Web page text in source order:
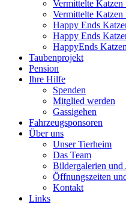
Vermittelte
Vermittelte
Happy Ends
Happy Ends
HappyEnds
Taubenprojekt
Pension
Ihre Hilfe
Spenden
Mitglied werden
Gassigehen
Fahrzeugsponsoren
Über uns
Unser Tierheim
Das Team
Bildergalerien
Öffnungszeiten
Kontakt
Links